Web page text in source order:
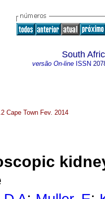
South
versão On-line ISSN
Cape Town Fev. 2014